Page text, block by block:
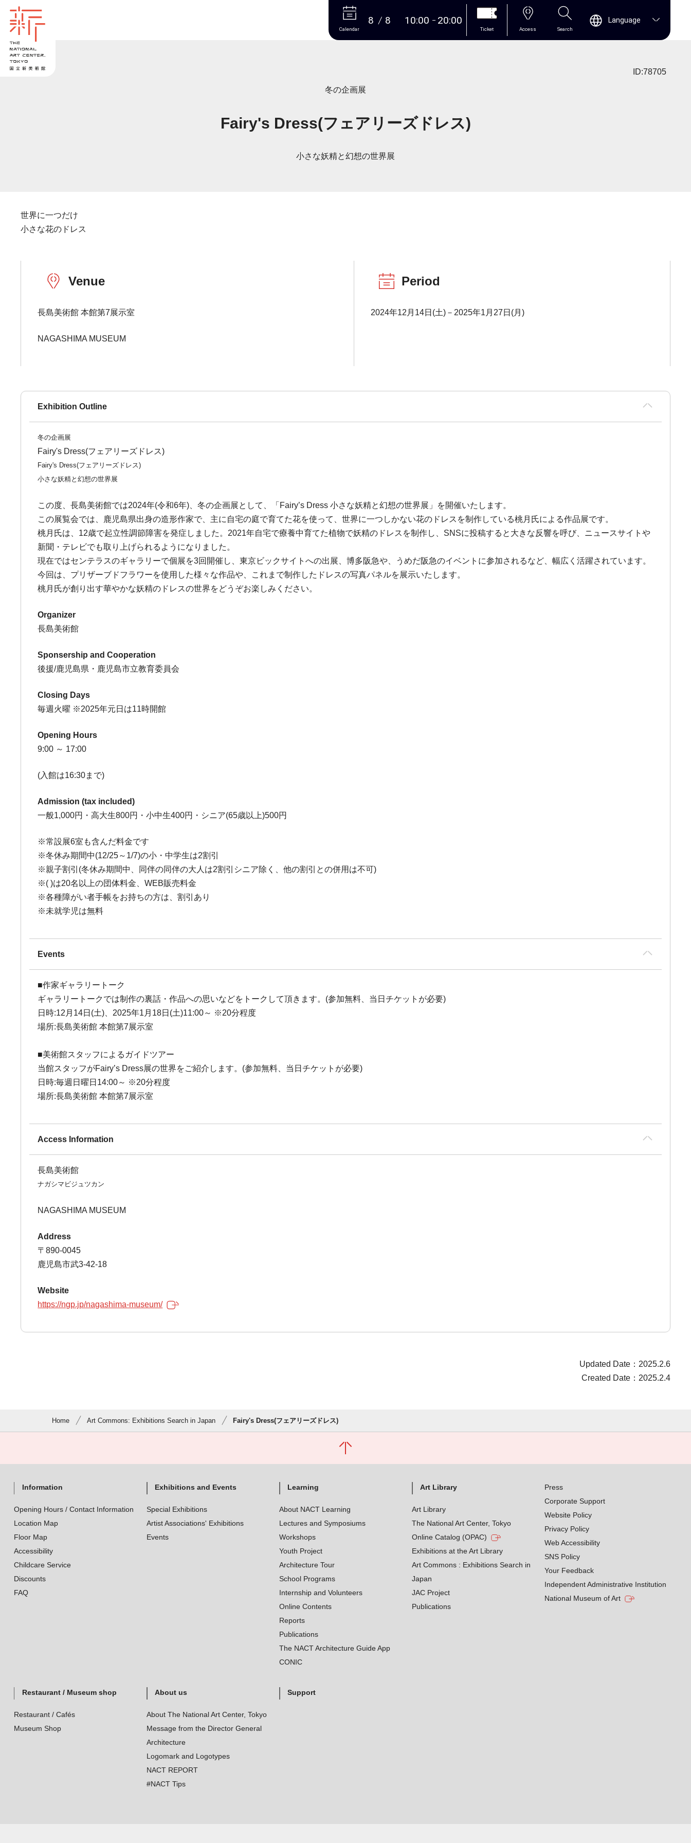
More
Calendar
8 8 10:00 20:00
Ticket Access Search
Language
ID:78705
冬の企画展
Fairy's Dress(フェアリーズドレス)
小さな妖精と幻想の世界展
世界に一つだけ
小さな花のドレス
Venue
長島美術館 本館第7展示室
NAGASHIMA MUSEUM
Period
2024年12月14日(土)－2025年1月27日(月)
Exhibition Outline
冬の企画展
Fairy's Dress(フェアリーズドレス)
Fairy's Dress(フェアリーズドレス)
小さな妖精と幻想の世界展
この度、長島美術館では2024年(令和6年)、冬の企画展として、「Fairy’s Dress 小さな妖精と幻想の世界展」を開催いたします。
この展覧会では、鹿児島県出身の造形作家で、主に自宅の庭で育てた花を使って、世界に一つしかない花のドレスを制作している桃月氏による作品展です。
桃月氏は、12歳で起立性調節障害を発症しました。2021年自宅で療養中育てた植物で妖精のドレスを制作し、SNSに投稿すると大きな反響を呼び、ニュースサイトや
新聞・テレビでも取り上げられるようになりました。
現在ではセンテラスのギャラリーで個展を3回開催し、東京ビックサイトへの出展、博多阪急や、うめだ阪急のイベントに参加されるなど、幅広く活躍されています。
今回は、プリザーブドフラワーを使用した様々な作品や、これまで制作したドレスの写真パネルを展示いたします。
桃月氏が創り出す華やかな妖精のドレスの世界をどうぞお楽しみください。
Organizer
長島美術館
Sponsership and Cooperation
後援/鹿児島県・鹿児島市立教育委員会
Closing Days
毎週火曜 ※2025年元日は11時開館
Opening Hours
9:00 ～ 17:00
(入館は16:30まで)
Admission (tax included)
一般1,000円・高大生800円・小中生400円・シニア(65歳以上)500円
※常設展6室も含んだ料金です
※冬休み期間中(12/25～1/7)の小・中学生は2割引
※親子割引(冬休み期間中、同伴の同伴の大人は2割引シニア除く、他の割引との併用は不可)
※( )は20名以上の団体料金、WEB販売料金
※各種障がい者手帳をお持ちの方は、割引あり
※未就学児は無料
Events
■作家ギャラリートーク
ギャラリートークでは制作の裏話・作品への思いなどをトークして頂きます。(参加無料、当日チケットが必要)
日時:12月14日(土)、2025年1月18日(土)11:00～ ※20分程度
場所:長島美術館 本館第7展示室
■美術館スタッフによるガイドツアー
当館スタッフがFairy’s Dress展の世界をご紹介します。(参加無料、当日チケットが必要)
日時:毎週日曜日14:00～ ※20分程度
場所:長島美術館 本館第7展示室
Access Information
長島美術館
ナガシマビジュツカン
NAGASHIMA MUSEUM
Address
〒890-0045
鹿児島市武3-42-18
Website
https://ngp.jp/nagashima-museum/
Updated Date：2025.2.6
Created Date：2025.2.4
Home Art Commons: Exhibitions Search in Japan Fairy's Dress(フェアリーズドレス)
Information
Opening Hours / Contact Information
Location Map
Floor Map
Accessibility
Childcare Service
Discounts
FAQ
Exhibitions and Events
Special Exhibitions
Artist Associations' Exhibitions
Events
Learning
About NACT Learning
Lectures and Symposiums
Workshops
Youth Project
Architecture Tour
School Programs
Internship and Volunteers
Online Contents
Reports
Publications
The NACT Architecture Guide App
CONIC
Art Library
Art Library
The National Art Center, Tokyo
Online Catalog (OPAC)
Exhibitions at the Art Library
Art Commons : Exhibitions Search in
Japan
JAC Project
Publications
Restaurant / Museum shop
Restaurant / Cafés
Museum Shop
About us
About The National Art Center, Tokyo
Message from the Director General
Architecture
Logomark and Logotypes
NACT REPORT
#NACT Tips
Support
Press
Corporate Support
Website Policy
Privacy Policy
Web Accessibility
SNS Policy
Your Feedback
Independent Administrative Institution
National Museum of Art